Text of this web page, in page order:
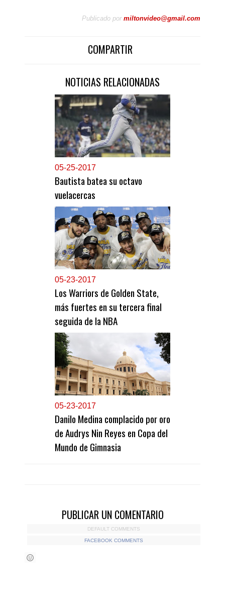
Publicado por miltonvideo@gmail.com
COMPARTIR
NOTICIAS RELACIONADAS
05-25-2017
Bautista batea su octavo
vuelacercas
05-23-2017
Los Warriors de Golden State,
más fuertes en su tercera final
seguida de la NBA
05-23-2017
Danilo Medina complacido por oro
de Audrys Nin Reyes en Copa del
Mundo de Gimnasia
PUBLICAR UN COMENTARIO
DEFAULT COMMENTS
FACEBOOK COMMENTS